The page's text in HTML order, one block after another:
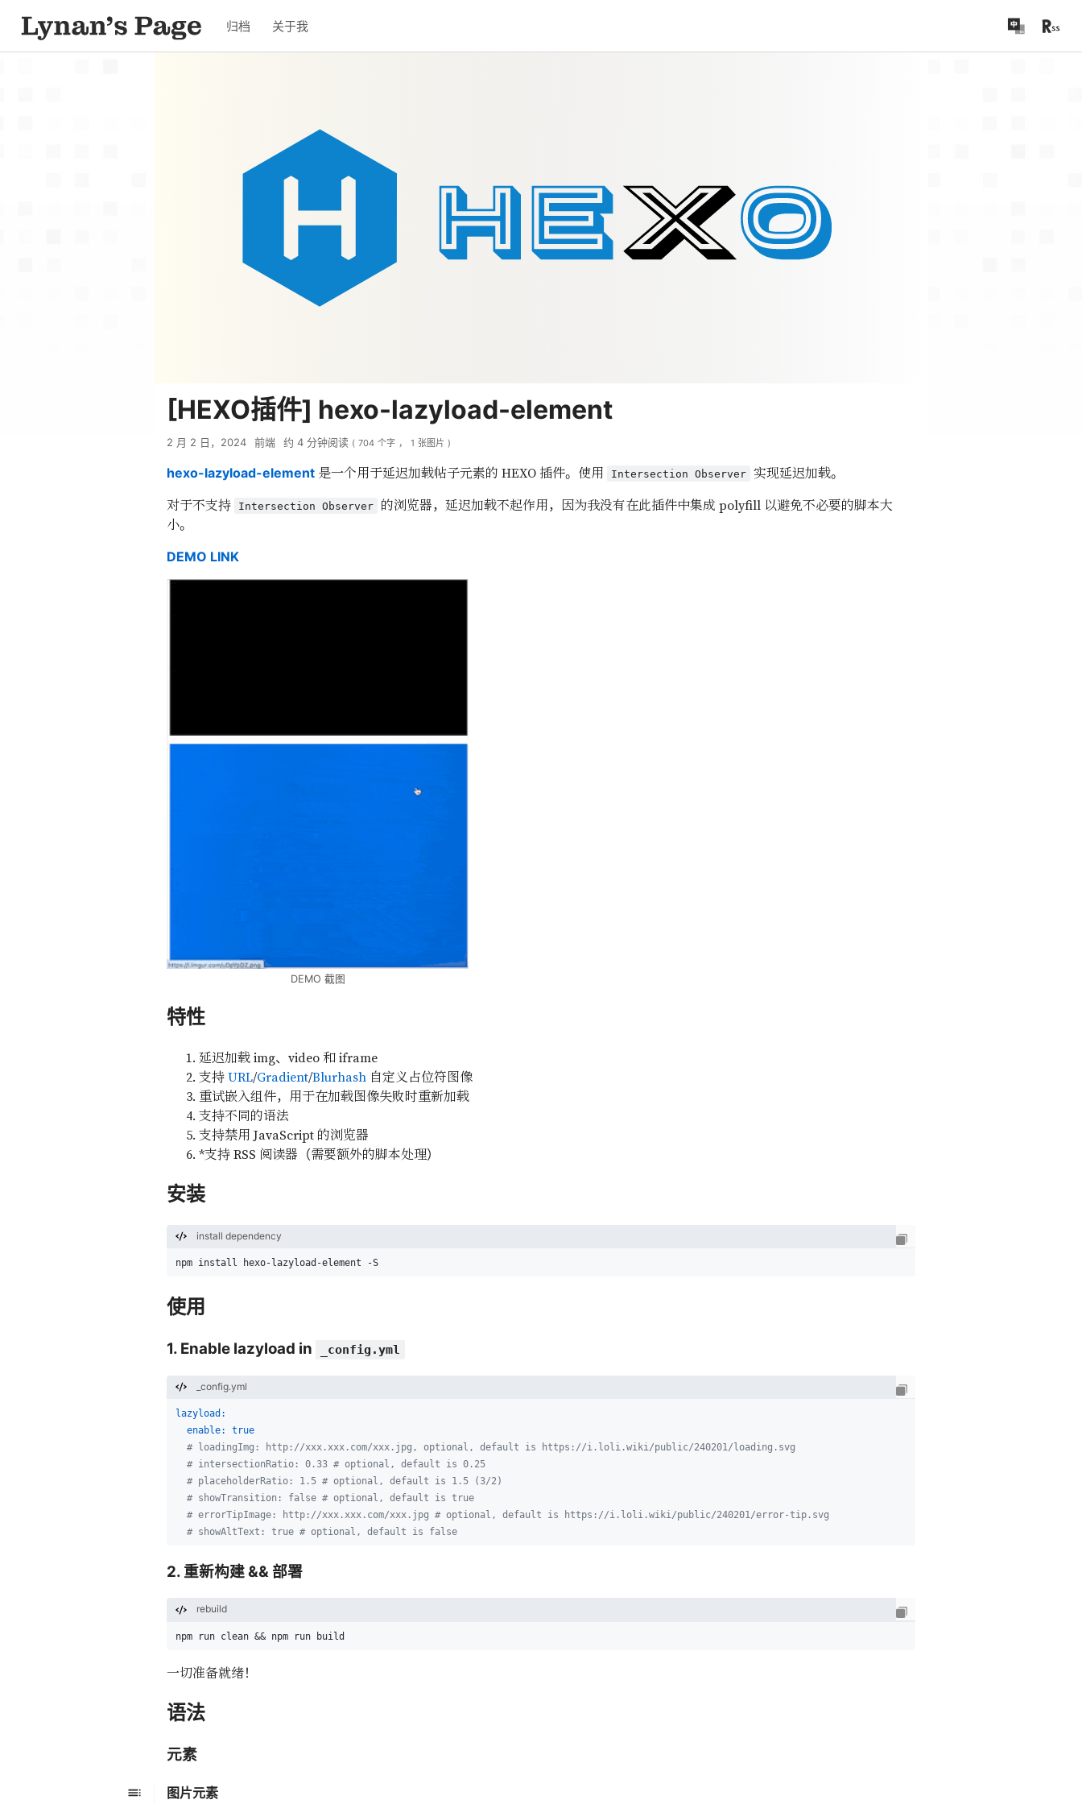
归档 关于我
[HEXO插件] hexo-lazyload-element
2 月 2 日，2024 前端 约 4 分钟阅读 ( 704 个字 ， 1 张图片 )
hexo-lazyload-element 是一个用于延迟加载帖子元素的 HEXO 插件。使用 Intersection Observer 实现延迟加载。
对于不支持
Intersection Observer
的浏览器，延迟加载不起作用，因为我没有在此插件中集成 polyfill 以避免不必要的脚本大
小。
DEMO LINK
DEMO 截图
特性
延迟加载 img、video 和 iframe
支持URL/Gradient/Blurhash 自定义占位符图像
重试嵌入组件，用于在加载图像失败时重新加载
支持不同的语法
支持禁用 JavaScript 的浏览器
*支持 RSS 阅读器（需要额外的脚本处理）
安装
install dependency
npm install hexo-lazyload-element -S
使用
1. Enable lazyload in _config.yml
_config.yml
lazyload:
enable:
true
# loadingImg: http://xxx.xxx.com/xxx.jpg, optional, default is https://i.loli.wiki/public/240201/loading.svg
# intersectionRatio: 0.33 # optional, default is 0.25
# placeholderRatio: 1.5 # optional, default is 1.5 (3/2)
# showTransition: false # optional, default is true
# errorTipImage: http://xxx.xxx.com/xxx.jpg # optional, default is https://i.loli.wiki/public/240201/error-tip.svg
# showAltText: true # optional, default is false
2. 重新构建 && 部署
rebuild
npm run clean && npm run build
一切准备就绪！
语法
元素
图片元素